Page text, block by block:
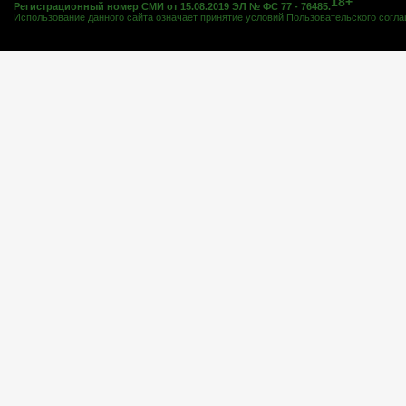
Регистрационный номер СМИ от 15.08.2019 ЭЛ № ФС 77 - 76485.
Использование данного сайта означает принятие условий Пользовательского